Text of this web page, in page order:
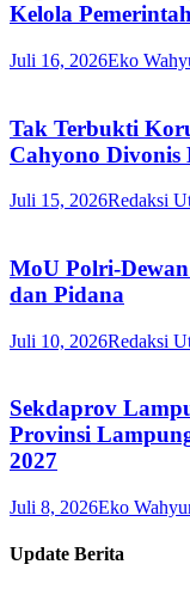
Kelola
Juli 16, 2026Eko
Tak Terbukti
Cahyono Divonis
Juli 15, 2026Redaksi
MoU Polri-
dan Pidana
Juli 10, 2026Redaksi
Sekdaprov
Provinsi
2027
Juli 8, 2026Eko
Update Berita